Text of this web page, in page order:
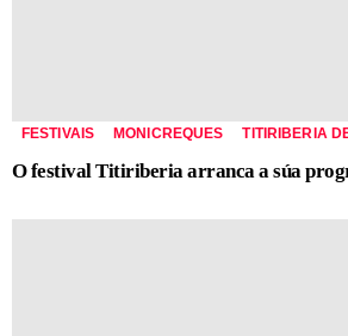
FESTIVAIS MONICREQUES TITIRIBERIA
O festival Titiriberia arranca a súa